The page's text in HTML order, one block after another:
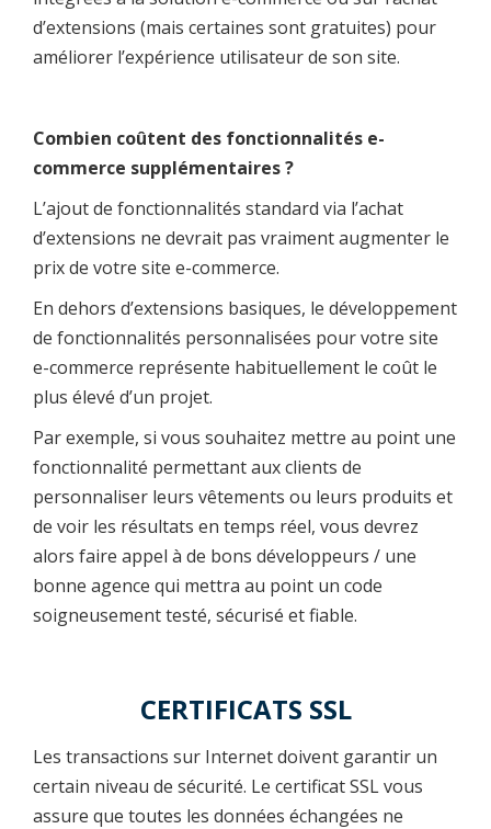
d’extensions (mais certaines sont gratuites) pour
améliorer l’expérience utilisateur de son site.
Combien coûtent des fonctionnalités e-
commerce supplémentaires ?
L’ajout de fonctionnalités standard via l’achat
d’extensions ne devrait pas vraiment augmenter le
prix de votre site e-commerce.
En dehors d’extensions basiques, le développement
de fonctionnalités personnalisées pour votre site
e-commerce représente habituellement le coût le
plus élevé d’un projet.
Par exemple, si vous souhaitez mettre au point une
fonctionnalité permettant aux clients de
personnaliser leurs vêtements ou leurs produits et
de voir les résultats en temps réel, vous devrez
alors faire appel à de bons développeurs / une
bonne agence qui mettra au point un code
soigneusement testé, sécurisé et fiable.
CERTIFICATS SSL
Les transactions sur Internet doivent garantir un
certain niveau de sécurité. Le certificat SSL vous
assure que toutes les données échangées ne